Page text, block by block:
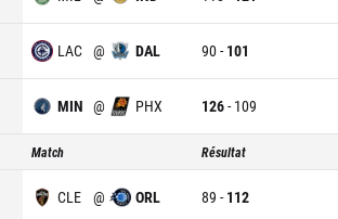
LAC @ DAL 90- 101
MIN @ PHX 126- 109
Match Résultat
CLE @ ORL 89 - 112